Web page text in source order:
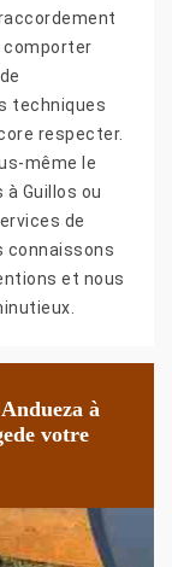
comporter
techniques
respecter.
même le
Guillos ou
de
connaissons
et nous
à
votre